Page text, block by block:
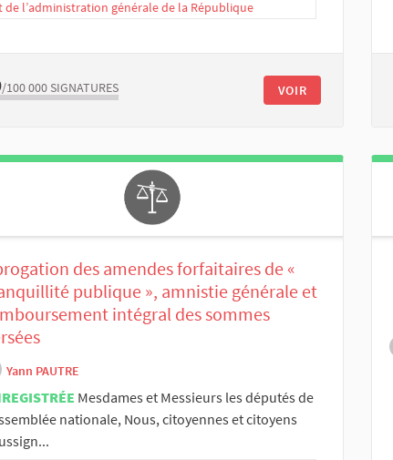
de l’administration générale de la République
/100 000 SIGNATURES VOIR
des amendes forfaitaires de «
publique », amnistie générale et
intégral des sommes
Yann PAUTRE
Mesdames et Messieurs les députés de
nationale, Nous, citoyennes et citoyens